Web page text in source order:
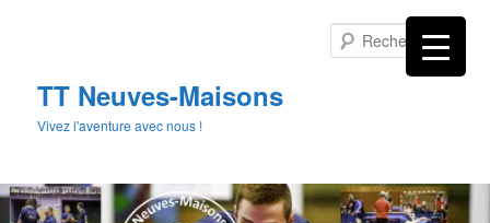
TT Neuves-Maisons
Vivez l'aventure avec nous !